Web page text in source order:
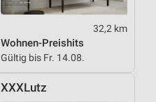
32,2 km
Wohnen-Preishits
Gültig bis Fr. 14.08.
XXXLutz